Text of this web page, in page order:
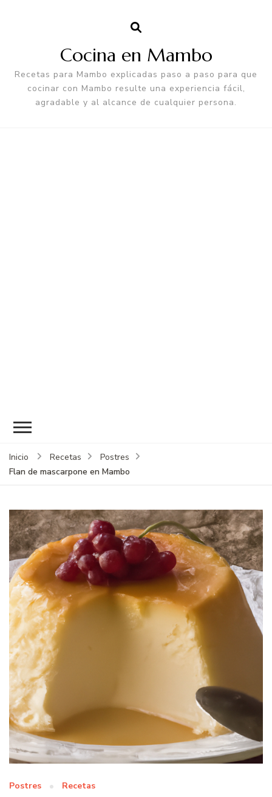
Cocina en Mambo
Recetas para Mambo explicadas paso a paso para que
cocinar con Mambo resulte una experiencia fácil,
agradable y al alcance de cualquier persona.
Inicio Recetas
Postres
Flan de mascarpone en Mambo
Postres Recetas